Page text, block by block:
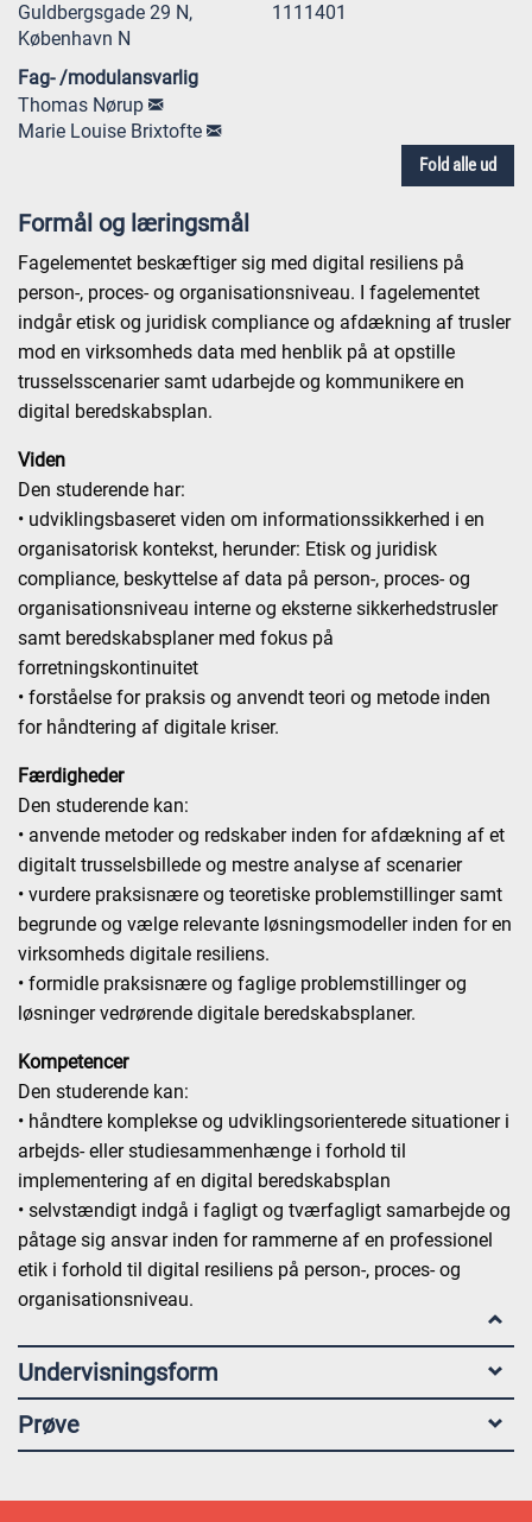
Guldbergsgade 29 N,
København N
1111401
Fag- /modulansvarlig
Thomas Nørup
Marie Louise Brixtofte
Fold alle ud
Formål og læringsmål
Fagelementet beskæftiger sig med digital resiliens på
person-, proces- og organisationsniveau. I fagelementet
indgår etisk og juridisk compliance og afdækning af trusler
mod en virksomheds data med henblik på at opstille
trusselsscenarier samt udarbejde og kommunikere en
digital beredskabsplan.
Viden
Den studerende har:
• udviklingsbaseret viden om informationssikkerhed i en
organisatorisk kontekst, herunder: Etisk og juridisk
compliance, beskyttelse af data på person-, proces- og
organisationsniveau interne og eksterne sikkerhedstrusler
samt beredskabsplaner med fokus på
forretningskontinuitet
• forståelse for praksis og anvendt teori og metode inden
for håndtering af digitale kriser.
Færdigheder
Den studerende kan:
• anvende metoder og redskaber inden for afdækning af et
digitalt trusselsbillede og mestre analyse af scenarier
• vurdere praksisnære og teoretiske problemstillinger samt
begrunde og vælge relevante løsningsmodeller inden for en
virksomheds digitale resiliens.
• formidle praksisnære og faglige problemstillinger og
løsninger vedrørende digitale beredskabsplaner.
Kompetencer
Den studerende kan:
• håndtere komplekse og udviklingsorienterede situationer i
arbejds- eller studiesammenhænge i forhold til
implementering af en digital beredskabsplan
• selvstændigt indgå i fagligt og tværfagligt samarbejde og
påtage sig ansvar inden for rammerne af en professionel
etik i forhold til digital resiliens på person-, proces- og
organisationsniveau.
Undervisningsform
Prøve